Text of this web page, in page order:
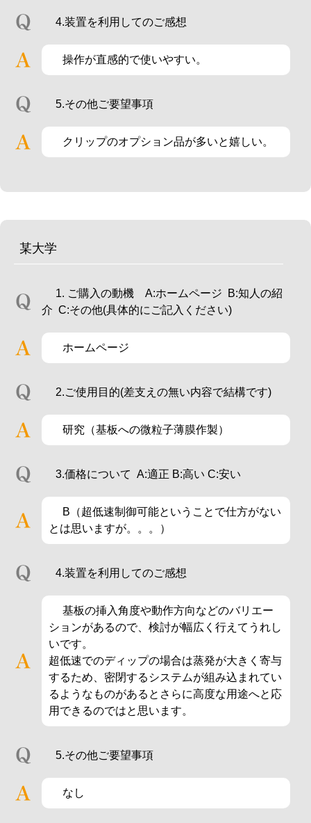
4.装置を利用してのご感想
操作が直感的で使いやすい。
5.その他ご要望事項
クリップのオプション品が多いと嬉しい。
某大学
1. ご購入の動機 A:ホームページ B:知人の紹
介 C:その他(具体的にご記入ください)
ホームページ
2.ご使用目的(差支えの無い内容で結構です)
研究（基板への微粒子薄膜作製）
3.価格について A:適正 B:高い C:安い
B（超低速制御可能ということで仕方がない
とは思いますが。。。）
4.装置を利用してのご感想
基板の挿入角度や動作方向などのバリエー
ションがあるので、検討が幅広く行えてうれし
いです。
超低速でのディップの場合は蒸発が大きく寄与
するため、密閉するシステムが組み込まれてい
るようなものがあるとさらに高度な用途へと応
用できるのではと思います。
5.その他ご要望事項
なし